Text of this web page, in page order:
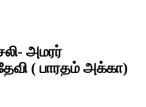
அமரர்
( பாரதம் அக்கா)